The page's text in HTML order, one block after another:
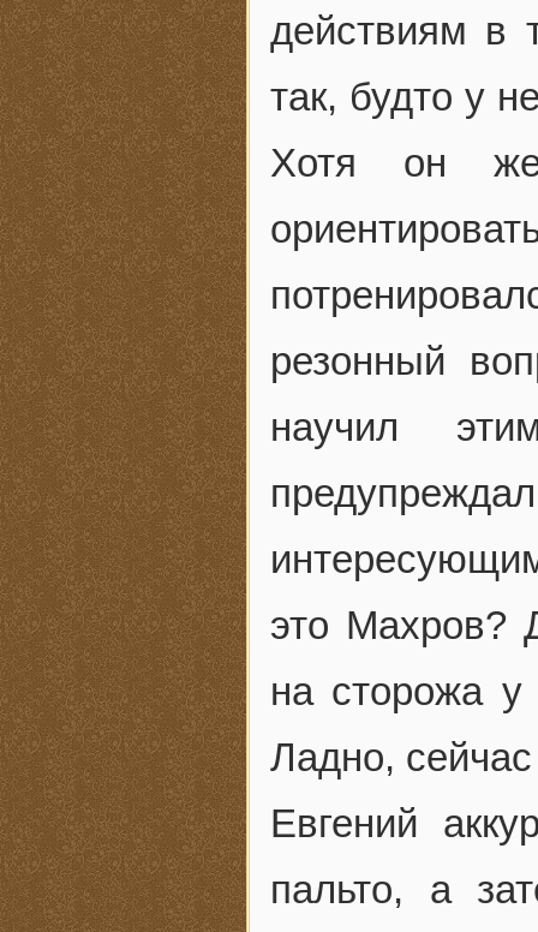
действиям в
так, будто у
Хотя он
резонный
научил
это Махров?
на сторожа у
Ладно,
Евгений
пальто, а